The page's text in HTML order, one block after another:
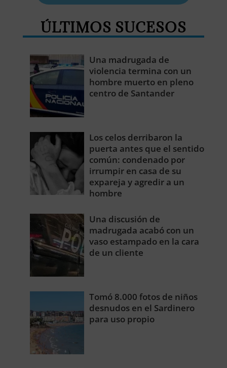
ÚLTIMOS SUCESOS
Una madrugada de
violencia termina con un
hombre muerto en pleno
centro de Santander
Los celos derribaron la
puerta antes que el sentido
común: condenado por
irrumpir en casa de su
expareja y agredir a un
hombre
Una discusión de
madrugada acabó con un
vaso estampado en la cara
de un cliente
Tomó 8.000 fotos de niños
desnudos en el Sardinero
para uso propio